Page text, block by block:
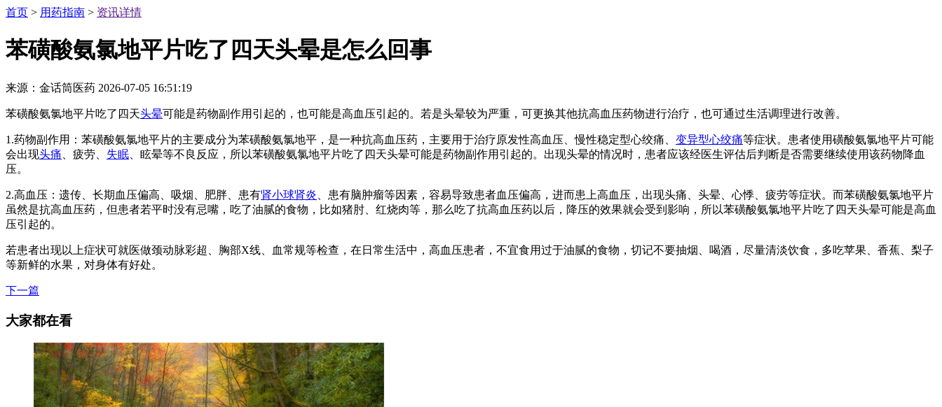
首页 > 用药指南 > 资讯详情
苯磺酸氨氯地平片吃了四天头晕是怎么回事
来源：金话筒医药 2026-07-05 16:51:19
苯磺酸氨氯地平片吃了四天头晕可能是药物副作用引起的，也可能是高血压引起的。若是头晕较为严重，可更换其他抗高血压药物进行治疗，也可通过生活调理进行改善。
1.药物副作用：苯磺酸氨氯地平片的主要成分为苯磺酸氨氯地平，是一种抗高血压药，主要用于治疗原发性高血压、慢性稳定型心绞痛、 变异型心绞痛等症状。患者使用磺酸氨氯地平片可能
会出现头痛 、疲劳、 失眠 、眩晕等不良反应，所以苯磺酸氨氯地平片吃了四天头晕可能是药物副作用引起的。出现头晕的情况时，患者应该经医生评估后判断是否需要继续使用该药物降血
压。
2.高血压：遗传、长期血压偏高、吸烟、肥胖、患有肾小球肾炎 、患有脑肿瘤等因素，容易导致患者血压偏高，进而患上高血压，出现头痛、头晕、心悸、疲劳等症状。而苯磺酸氨氯地平片
虽然是抗高血压药，但患者若平时没有忌嘴，吃了油腻的食物，比如猪肘、红烧肉等，那么吃了抗高血压药以后，降压的效果就会受到影响，所以苯磺酸氨氯地平片吃了四天头晕可能是高血
压引起的。
若患者出现以上症状可就医做颈动脉彩超、胸部X线、血常规等检查，在日常生活中，高血压患者，不宜食用过于油腻的食物，切记不要抽烟、喝酒，尽量清淡饮食，多吃苹果、香蕉、梨子
等新鲜的水果，对身体有好处。
下一篇
大家都在看